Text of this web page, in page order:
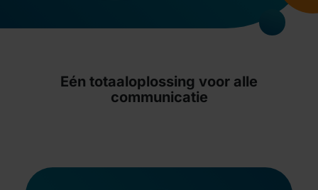
Eén totaaloplossing voor alle
communicatie